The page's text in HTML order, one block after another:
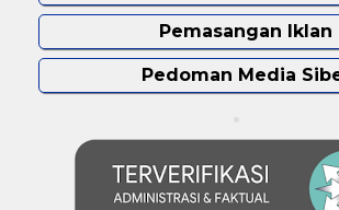
Pemasangan Iklan
Pedoman Media